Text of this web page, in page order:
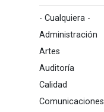
- Cualquiera -
Administración
Artes
Auditoría
Calidad
Comunicaciones